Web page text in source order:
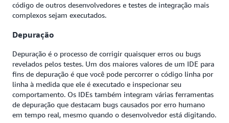
código de outros desenvolvedores e testes de integração mais
complexos sejam executados.
Depuração
Depuração é o processo de corrigir quaisquer erros ou bugs
revelados pelos testes. Um dos maiores valores de um IDE para
fins de depuração é que você pode percorrer o código linha por
linha à medida que ele é executado e inspecionar seu
comportamento. Os IDEs também integram várias ferramentas
de depuração que destacam bugs causados por erro humano
em tempo real, mesmo quando o desenvolvedor está digitando.